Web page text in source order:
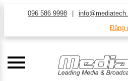
096 586 9998
Đăng